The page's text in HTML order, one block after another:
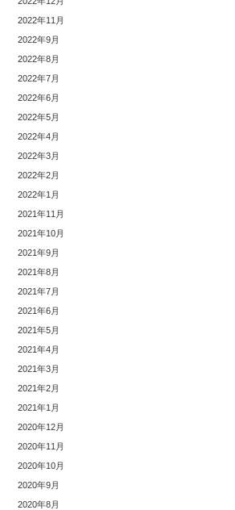
2022年11月
2022年9月
2022年8月
2022年7月
2022年6月
2022年5月
2022年4月
2022年3月
2022年2月
2022年1月
2021年11月
2021年10月
2021年9月
2021年8月
2021年7月
2021年6月
2021年5月
2021年4月
2021年3月
2021年2月
2021年1月
2020年12月
2020年11月
2020年10月
2020年9月
2020年8月